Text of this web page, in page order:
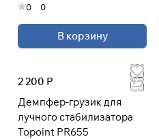
0 0
В корзину
2 200 Р
Демпфер-грузик для
лучного стабилизатора
Topoint PR655